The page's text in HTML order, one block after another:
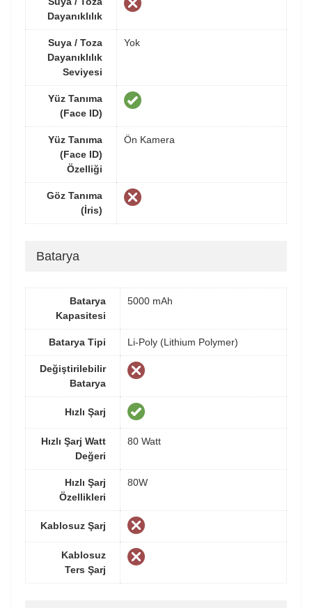
Dayanıklılık
Suya / Toza
Dayanıklılık
Seviyesi
Yok
Yüz Tanıma
(Face ID)
Yüz Tanıma
(Face ID)
Özelliği
Ön Kamera
Göz Tanıma
(İris)
Batarya
Batarya
Kapasitesi
5000 mAh
Batarya Tipi Li-Poly (Lithium Polymer)
Değiştirilebilir
Batarya
Hızlı Şarj
Hızlı Şarj Watt
Değeri
80 Watt
Hızlı Şarj
Özellikleri
80W
Kablosuz Şarj
Kablosuz
Ters Şarj